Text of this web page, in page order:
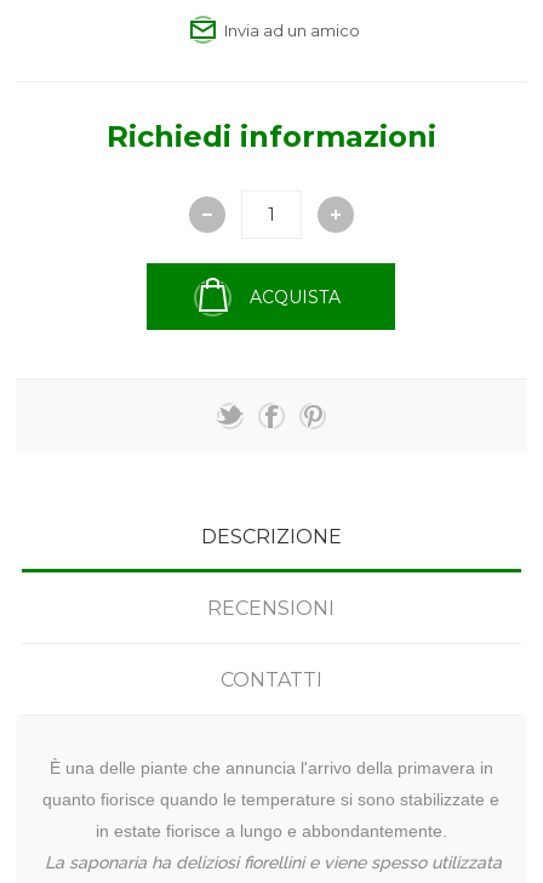
Invia ad un amico
Richiedi informazioni
ACQUISTA
DESCRIZIONE
RECENSIONI
CONTATTI
È una delle piante che annuncia l'arrivo della primavera in
quanto fiorisce quando le temperature si sono stabilizzate e
in estate fiorisce a lungo e abbondantemente.
La saponaria ha deliziosi fiorellini e viene spesso utilizzata